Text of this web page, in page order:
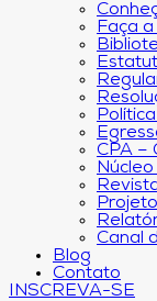
Faça
CPA –
Canal
Blog
Contato
INSCREVA-SE